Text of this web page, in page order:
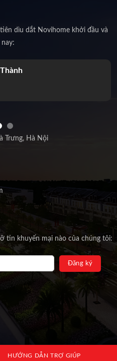
dìu dắt Novihome khởi đầu và
Trưng, Hà Nội
tin khuyến mại nào của chúng tôi:
HƯỚNG DẪN TRỢ GIÚP